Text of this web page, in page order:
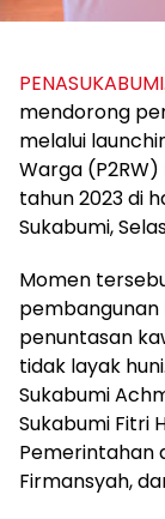
mendorong
melalui
Warga
tahun 2023 di
Sukabumi,
Momen
penuntasan
tidak layak
Sukabumi
Sukabumi Fitri
Pemerintahan
Firmansyah,